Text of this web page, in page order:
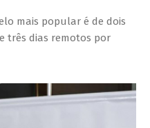
mais popular é de dois
três dias remotos por